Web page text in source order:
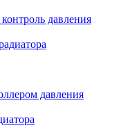
давления
давления